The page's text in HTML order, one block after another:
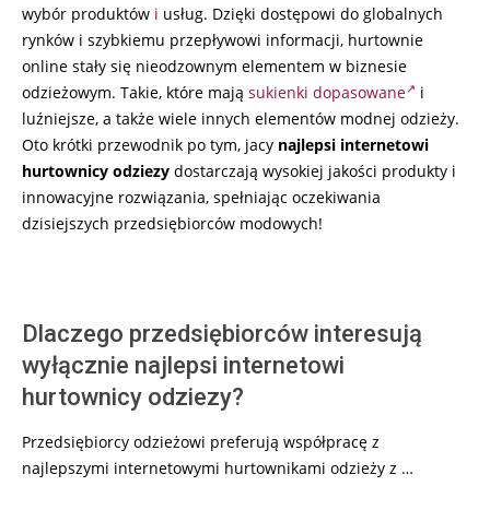
wybór produktów i usług. Dzięki dostępowi do globalnych
rynków i szybkiemu przepływowi informacji, hurtownie
online stały się nieodzownym elementem w biznesie
odzieżowym. Takie, które mają sukienki dopasowane
i
luźniejsze, a także wiele innych elementów modnej odzieży.
Oto krótki przewodnik po tym, jacy najlepsi internetowi
hurtownicy odziezy dostarczają wysokiej jakości produkty i
innowacyjne rozwiązania, spełniając oczekiwania
dzisiejszych przedsiębiorców modowych!
Dlaczego przedsiębiorców interesują
wyłącznie najlepsi internetowi
hurtownicy odziezy?
Przedsiębiorcy odzieżowi preferują współpracę z
najlepszymi internetowymi hurtownikami odzieży z …